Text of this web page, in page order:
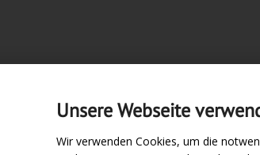
Unsere Webseite
Wir verwenden Cookies, um die